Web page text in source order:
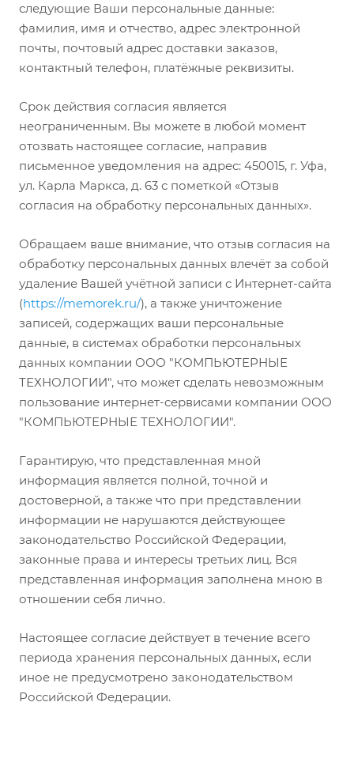
следующие Ваши персональные данные:
фамилия, имя и отчество, адрес электронной
почты, почтовый адрес доставки заказов,
контактный телефон, платёжные реквизиты.
Срок действия согласия является
неограниченным. Вы можете в любой момент
отозвать настоящее согласие, направив
письменное уведомления на адрес: 450015, г. Уфа,
ул. Карла Маркса, д. 63 с пометкой «Отзыв
согласия на обработку персональных данных».
Обращаем ваше внимание, что отзыв согласия на
обработку персональных данных влечёт за собой
удаление Вашей учётной записи с Интернет-сайта
(https://memorek.ru/), а также уничтожение
записей, содержащих ваши персональные
данные, в системах обработки персональных
данных компании ООО "КОМПЬЮТЕРНЫЕ
ТЕХНОЛОГИИ", что может сделать невозможным
пользование интернет-сервисами компании ООО
"КОМПЬЮТЕРНЫЕ ТЕХНОЛОГИИ".
Гарантирую, что представленная мной
информация является полной, точной и
достоверной, а также что при представлении
информации не нарушаются действующее
законодательство Российской Федерации,
законные права и интересы третьих лиц. Вся
представленная информация заполнена мною в
отношении себя лично.
Настоящее согласие действует в течение всего
периода хранения персональных данных, если
иное не предусмотрено законодательством
Российской Федерации.